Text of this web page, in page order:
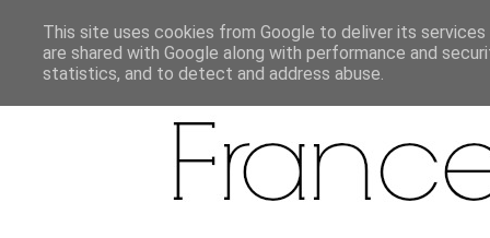
This site uses cookies from Google to deliver its
are shared with Google along with performance and
statistics, and to detect and address abuse.